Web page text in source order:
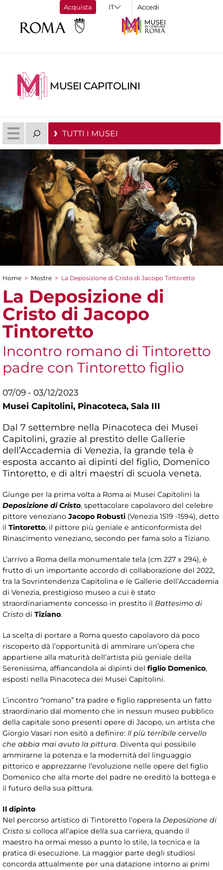
Acquista Accedi
MUSEI CAPITOLINI
TUTTI I MUSEI
Tu sei qui
Home > Mostre > La Deposizione di Cristo di Jacopo Tintoretto
La Deposizione di
Cristo di Jacopo
Tintoretto
Incontro romano di Tintoretto
padre con Tintoretto figlio
07/09 - 03/12/2023
Musei Capitolini, Pinacoteca, Sala III
Dal 7 settembre nella Pinacoteca dei Musei
Capitolini, grazie al prestito delle Gallerie
dell’Accademia di Venezia, la grande tela è
esposta accanto ai dipinti del figlio, Domenico
Tintoretto, e di altri maestri di scuola veneta.
Giunge per la prima volta a Roma ai Musei Capitolini la
Deposizione di Cristo, spettacolare capolavoro del celebre
pittore veneziano Jacopo Robusti (Venezia 1519 -1594), detto
il Tintoretto, il pittore più geniale e anticonformista del
Rinascimento veneziano, secondo per fama solo a Tiziano.
L’arrivo a Roma della monumentale tela (cm 227 x 294), è
frutto di un importante accordo di collaborazione del 2022,
tra la Sovrintendenza Capitolina e le Gallerie dell’Accademia
di Venezia, prestigioso museo a cui è stato
straordinariamente concesso in prestito il Battesimo di
Cristo di Tiziano.
La scelta di portare a Roma questo capolavoro da poco
riscoperto dà l’opportunità di ammirare un’opera che
appartiene alla maturità dell’artista più geniale della
Serenissima, affiancandola ai dipinti del figlio Domenico,
esposti nella Pinacoteca dei Musei Capitolini.
L’incontro “romano” tra padre e figlio rappresenta un fatto
straordinario dal momento che in nessun museo pubblico
della capitale sono presenti opere di Jacopo, un artista che
Giorgio Vasari non esitò a definire: Il più terribile cervello
che abbia mai avuto la pittura. Diventa qui possibile
ammirarne la potenza e la modernità del linguaggio
pittorico e apprezzarne l’evoluzione nelle opere del figlio
Domenico che alla morte del padre ne ereditò la bottega e
il futuro della sua pittura.
Il dipinto
Nel percorso artistico di Tintoretto l’opera la Deposizione di
Cristo si colloca all’apice della sua carriera, quando il
maestro ha ormai messo a punto lo stile, la tecnica e la
pratica di esecuzione. La maggior parte degli studiosi
concorda attualmente per una datazione intorno ai primi